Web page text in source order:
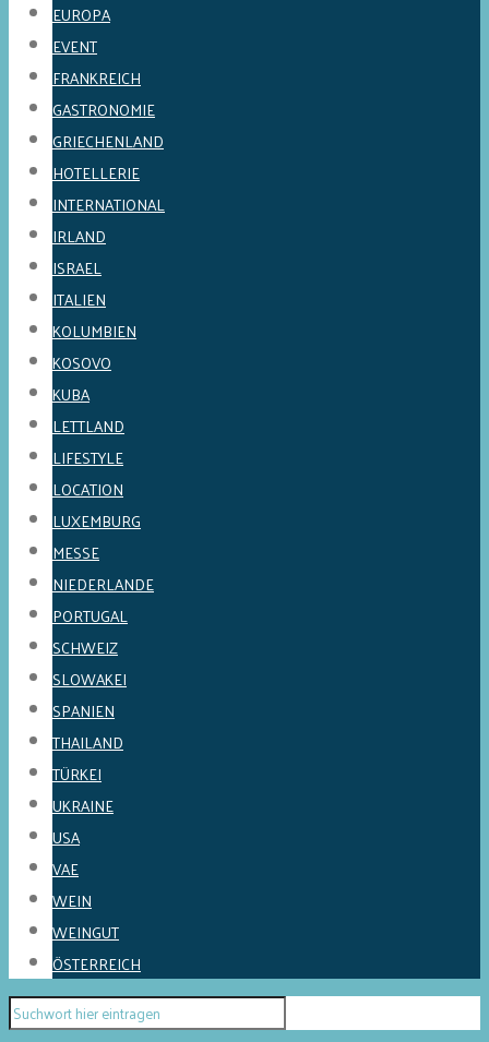
EUROPA
EVENT
FRANKREICH
GASTRONOMIE
GRIECHENLAND
HOTELLERIE
INTERNATIONAL
IRLAND
ISRAEL
ITALIEN
KOLUMBIEN
KOSOVO
KUBA
LETTLAND
LIFESTYLE
LOCATION
LUXEMBURG
MESSE
NIEDERLANDE
PORTUGAL
SCHWEIZ
SLOWAKEI
SPANIEN
THAILAND
TÜRKEI
UKRAINE
USA
VAE
WEIN
WEINGUT
ÖSTERREICH